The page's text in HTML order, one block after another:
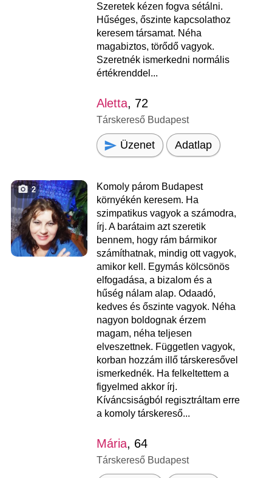
Szeretek kézen fogva sétálni.
Hűséges, őszinte kapcsolathoz
keresem társamat. Néha
magabiztos, törődő vagyok.
Szeretnék ismerkedni normális
értékrenddel...
Aletta, 72
Társkereső Budapest
Üzenet Adatlap
2
Komoly párom Budapest
környékén keresem. Ha
szimpatikus vagyok a számodra,
írj. A barátaim azt szeretik
bennem, hogy rám bármikor
számíthatnak, mindig ott vagyok,
amikor kell. Egymás kölcsönös
elfogadása, a bizalom és a
hűség nálam alap. Odaadó,
kedves és őszinte vagyok. Néha
nagyon boldognak érzem
magam, néha teljesen
elveszettnek. Független vagyok,
korban hozzám illő társkeresővel
ismerkednék. Ha felkeltettem a
figyelmed akkor írj.
Kíváncsiságból regisztráltam erre
a komoly társkereső...
Mária, 64
Társkereső Budapest